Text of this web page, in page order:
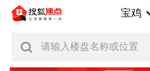
宝鸡
请输入楼盘名称或位置